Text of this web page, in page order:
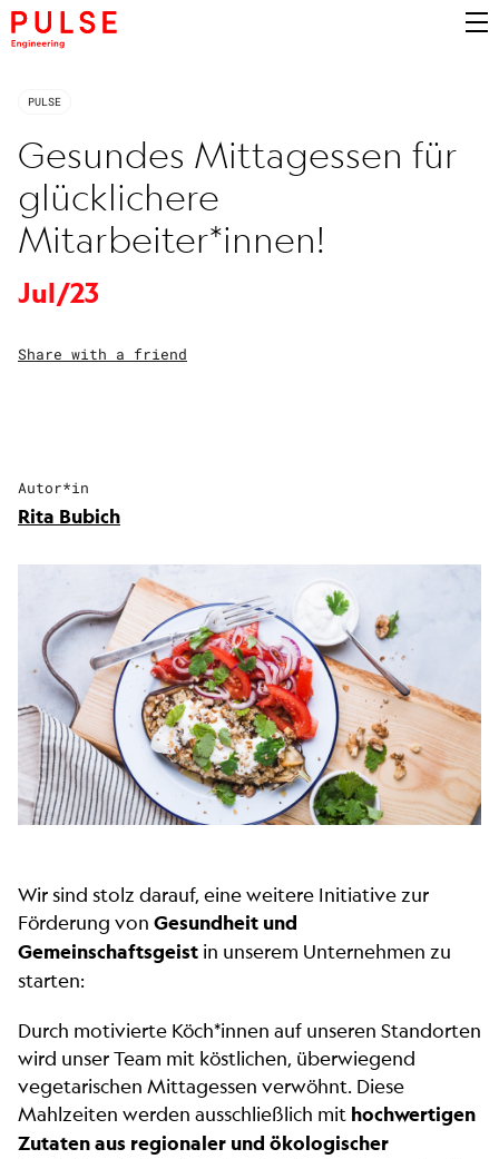
PULSE
Gesundes Mittagessen für
glücklichere
Mitarbeiter*innen!
Jul/23
Share with a friend
Autor*in
Rita Bubich
Wir sind stolz darauf, eine weitere Initiative zur
Förderung von Gesundheit und
Gemeinschaftsgeist in unserem Unternehmen zu
starten:
Durch motivierte Köch*innen auf unseren Standorten
wird unser Team mit köstlichen, überwiegend
vegetarischen Mittagessen verwöhnt. Diese
Mahlzeiten werden ausschließlich mit hochwertigen
Zutaten aus regionaler und ökologischer